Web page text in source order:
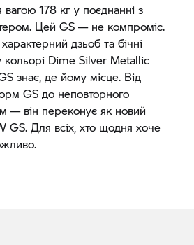
вагою 178 кг у поєднанні з
Цей GS — не компроміс.
дзьоб та бічні
кольорі Dime Silver Metallic
знає, де йому місце. Від
GS до неповторного
— він переконує як новий
GS. Для всіх, хто щодня хоче